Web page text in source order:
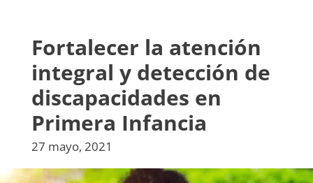
Fortalecer la atención
integral y detección de
discapacidades en
Primera Infancia
27 mayo, 2021